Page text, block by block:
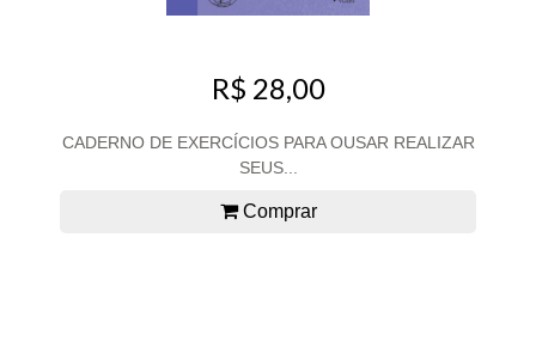
R$ 28,00
CADERNO DE EXERCÍCIOS PARA OUSAR REALIZAR
SEUS...
Comprar